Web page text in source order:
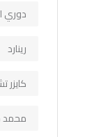
دوري
رينارد
كايزر
محمد